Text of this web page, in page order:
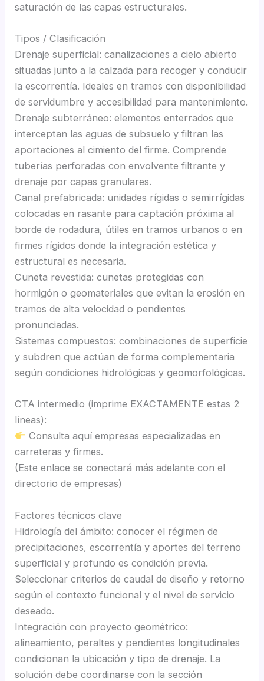
saturación de las capas estructurales.
Tipos / Clasificación
Drenaje superficial: canalizaciones a cielo abierto
situadas junto a la calzada para recoger y conducir
la escorrentía. Ideales en tramos con disponibilidad
de servidumbre y accesibilidad para mantenimiento.
Drenaje subterráneo: elementos enterrados que
interceptan las aguas de subsuelo y filtran las
aportaciones al cimiento del firme. Comprende
tuberías perforadas con envolvente filtrante y
drenaje por capas granulares.
Canal prefabricada: unidades rígidas o semirrígidas
colocadas en rasante para captación próxima al
borde de rodadura, útiles en tramos urbanos o en
firmes rígidos donde la integración estética y
estructural es necesaria.
Cuneta revestida: cunetas protegidas con
hormigón o geomateriales que evitan la erosión en
tramos de alta velocidad o pendientes
pronunciadas.
Sistemas compuestos: combinaciones de superficie
y subdren que actúan de forma complementaria
según condiciones hidrológicas y geomorfológicas.
CTA intermedio (imprime EXACTAMENTE estas 2
líneas):
Consulta aquí empresas especializadas en
carreteras y firmes.
(Este enlace se conectará más adelante con el
directorio de empresas)
Factores técnicos clave
Hidrología del ámbito: conocer el régimen de
precipitaciones, escorrentía y aportes del terreno
superficial y profundo es condición previa.
Seleccionar criterios de caudal de diseño y retorno
según el contexto funcional y el nivel de servicio
deseado.
Integración con proyecto geométrico:
alineamiento, peraltes y pendientes longitudinales
condicionan la ubicación y tipo de drenaje. La
solución debe coordinarse con la sección